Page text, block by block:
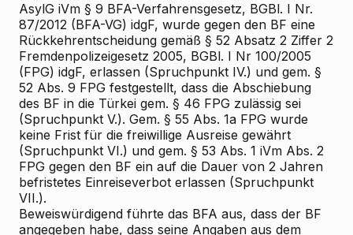
AsylG iVm § 9 BFA-Verfahrensgesetz, BGBl. I Nr.
87/2012 (BFA-VG) idgF, wurde gegen den BF eine
Rückkehrentscheidung gemäß § 52 Absatz 2 Ziffer 2
Fremdenpolizeigesetz 2005, BGBl. I Nr 100/2005
(FPG) idgF, erlassen (Spruchpunkt IV.) und gem. §
52 Abs. 9 FPG festgestellt, dass die Abschiebung
des BF in die Türkei gem. § 46 FPG zulässig sei
(Spruchpunkt V.). Gem. § 55 Abs. 1a FPG wurde
keine Frist für die freiwillige Ausreise gewährt
(Spruchpunkt VI.) und gem. § 53 Abs. 1 iVm Abs. 2
FPG gegen den BF ein auf die Dauer von 2 Jahren
befristetes Einreiseverbot erlassen (Spruchpunkt
VII.).
Beweiswürdigend führte das BFA aus, dass der BF
angegeben habe, dass seine Angaben aus dem